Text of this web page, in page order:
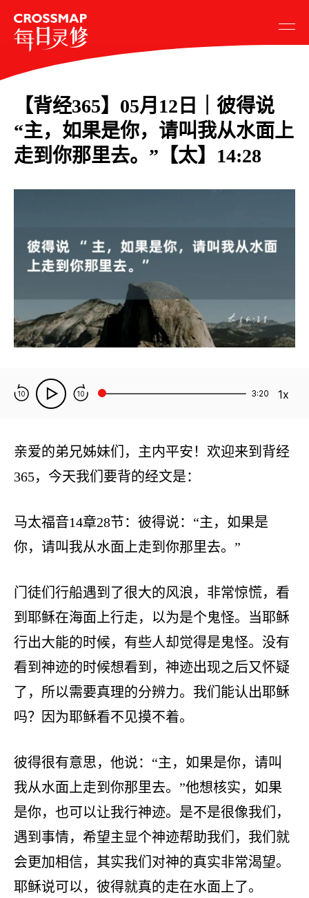
【背经365】05月12日｜彼得说
“主，如果是你，请叫我从水面上
走到你那里去。”【太】14:28
10 10 3:20 1x
亲爱的弟兄姊妹们，主内平安！欢迎来到背经
365，今天我们要背的经文是：
马太福音14章28节：彼得说：“主，如果是
你，请叫我从水面上走到你那里去。”
门徒们行船遇到了很大的风浪，非常惊慌，看
到耶稣在海面上行走，以为是个鬼怪。当耶稣
行出大能的时候，有些人却觉得是鬼怪。没有
看到神迹的时候想看到，神迹出现之后又怀疑
了，所以需要真理的分辨力。我们能认出耶稣
吗？因为耶稣看不见摸不着。
彼得很有意思，他说：“主，如果是你，请叫
我从水面上走到你那里去。”他想核实，如果
是你，也可以让我行神迹。是不是很像我们，
遇到事情，希望主显个神迹帮助我们，我们就
会更加相信，其实我们对神的真实非常渴望。
耶稣说可以，彼得就真的走在水面上了。